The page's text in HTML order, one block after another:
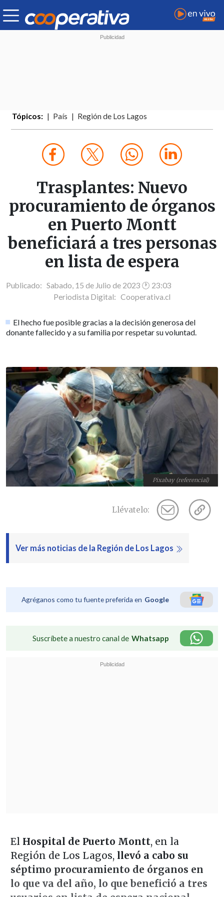
Tópicos: País Región de Los Lagos
Trasplantes: Nuevo
procuramiento de órganos
en Puerto Montt
beneficiará a tres personas
en lista de espera
Publicado: Sabado, 15 de Julio de 2023 🕐 23:03
Periodista Digital: Cooperativa.cl
El hecho fue posible gracias a la decisión generosa del
donante fallecido y a su familia por respetar su voluntad.
Pixabay (referencial)
Llévatelo:
Ver más noticias de la Región de Los Lagos
Agréganos como tu fuente preferida en Google
Suscríbete a nuestro canal de Whatsapp
El Hospital de Puerto Montt, en la
Región de Los Lagos, llevó a cabo su
séptimo procuramiento de órganos en
lo que va del año, lo que benefició a tres